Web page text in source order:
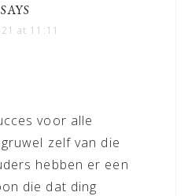
SAYS
at 11:11
voor alle
zelf van die
hebben er een
die dat ding